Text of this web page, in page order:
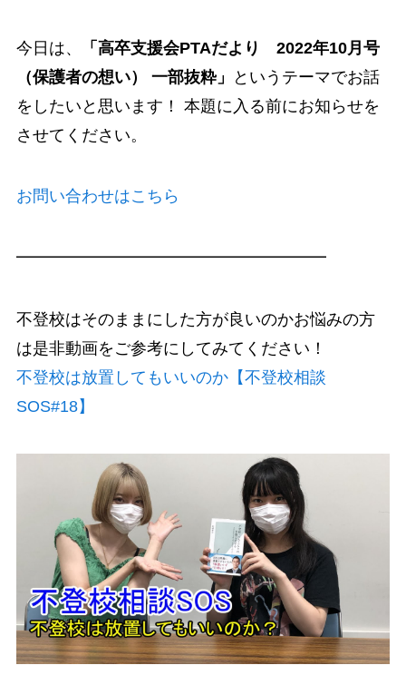
今日は、
「高卒支援会PTAだより 2022年10月号
（保護者の想い） 一部抜粋」
というテーマでお話
をしたいと思います！ 本題に入る前にお知らせを
させてください。
お問い合わせはこちら
━━━━━━━━━━━━━━━━━━━
不登校はそのままにした方が良いのかお悩みの方
は是非動画をご参考にしてみてください！
不登校は放置してもいいのか【不登校相談
SOS#18】